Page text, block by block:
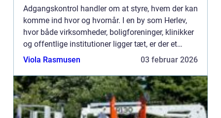
Adgangskontrol handler om at styre, hvem der kan
komme ind hvor og hvornår. I en by som Herlev,
hvor både virksomheder, boligforeninger, klinikker
og offentlige institutioner ligger tæt, er der et
stigende fokus på sikre og fleksible løsninger.
Viola Rasmusen 03 februar 2026